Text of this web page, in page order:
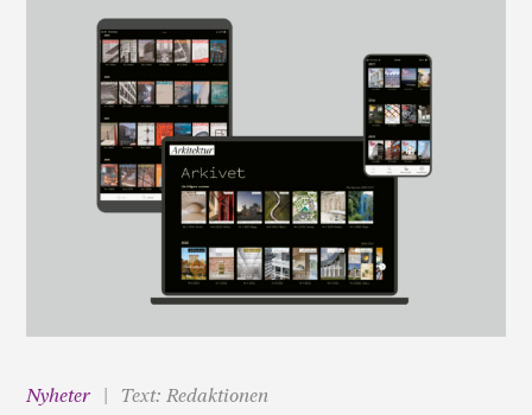
Nyheter Text: Redaktionen